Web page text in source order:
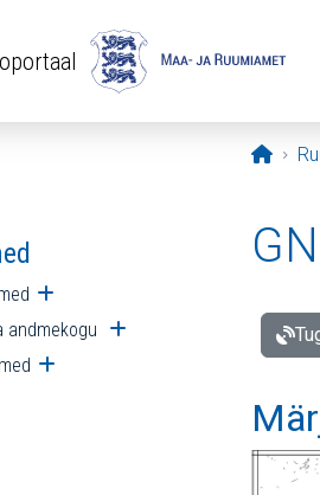
Ava alammenüü
andmekogu Ava alammenüü
Ava alammenüü